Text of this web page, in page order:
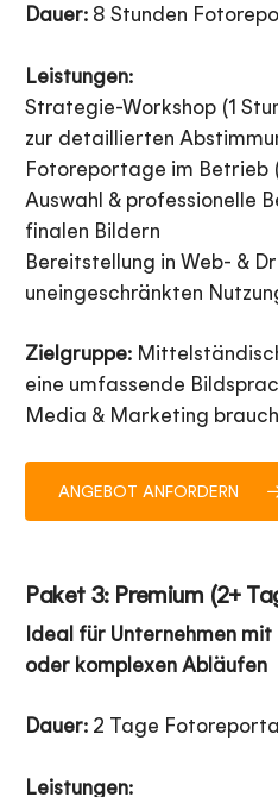
Dauer: 8 Stunden
Leistungen:
Strategie-Workshop (1
zur detaillierten
Fotoreportage im Betrieb
Auswahl & professionelle
finalen Bildern
Bereitstellung in Web- &
uneingeschränkten
Zielgruppe:
eine umfassende
Media & Marketing
ANGEBOT ANFORDERN
Paket 3: Premium (2+
Ideal für Unternehmen
oder komplexen Abläufen
Dauer: 2 Tage
Leistungen: